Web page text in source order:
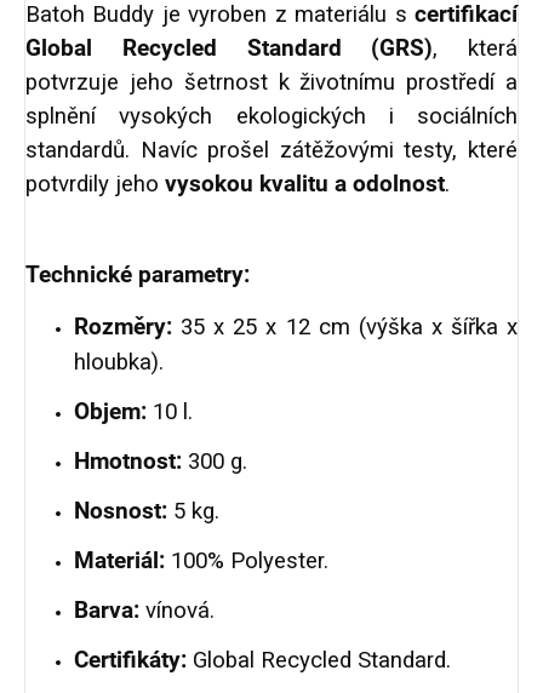
Batoh Buddy je vyroben z materiálu s certifikací
Global Recycled Standard (GRS), která
potvrzuje jeho šetrnost k životnímu prostředí a
splnění vysokých ekologických i sociálních
standardů. Navíc prošel zátěžovými testy, které
potvrdily jeho vysokou kvalitu a odolnost.
Technické parametry:
Rozměry: 35 x 25 x 12 cm (výška x šířka x
hloubka).
Objem: 10 l.
Hmotnost: 300 g.
Nosnost: 5 kg.
Materiál: 100% Polyester.
Barva: vínová.
Certifikáty: Global Recycled Standard.